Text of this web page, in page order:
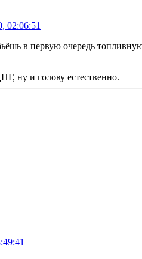
02:06:51
в первую очередь
ну и голову естественно.